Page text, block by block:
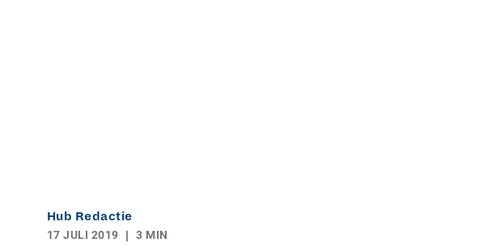
Hub Redactie
17 JULI 2019
3 MIN